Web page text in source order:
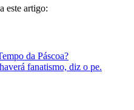
este artigo:
da Páscoa?
fanatismo, diz o pe.